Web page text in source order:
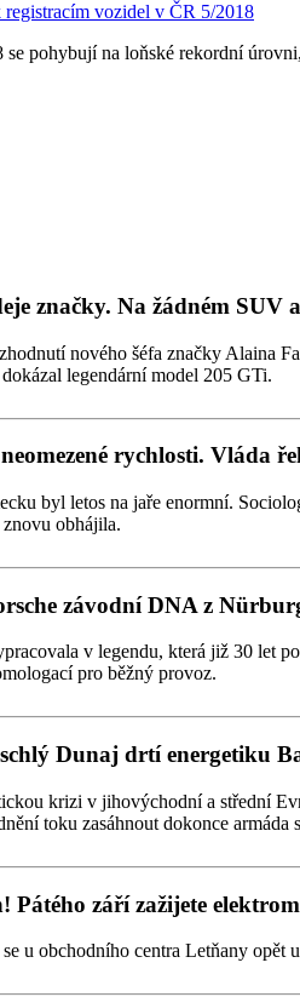
vozidel v ČR 5/2018
pohybují na loňské rekordní
značky. Na žádném SUV
nového šéfa značky Alaina
legendární model 205 GTi.
rychlosti. Vláda
byl letos na jaře enormní.
obhájila.
závodní DNA z
v legendu, která již 30 let
pro běžný provoz.
Dunaj drtí energetiku
krizi v jihovýchodní a střední
toku zasáhnout dokonce armáda
září zažijete
u obchodního centra Letňany